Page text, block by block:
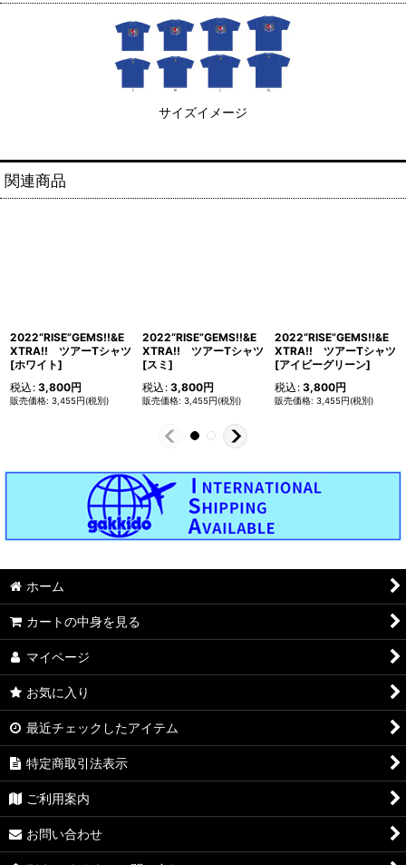
サイズイメージ
関連商品
2022“RISE”GEMS!!&E
XTRA!! ツアーTシャツ
[ホワイト]
3,455円(税別)
税込 : 3,800円
2022“RISE”GEMS!!&E
XTRA!! ツアーTシャツ
[スミ]
3,455円(税別)
税込 : 3,800円
2022“RISE”GEMS!!&E
XTRA!! ツアーTシャツ
[アイビーグリーン]
3,455円(税別)
税込 : 3,800円
ホーム
カートの中身を見る
マイページ
お気に入り
最近チェックしたアイテム
特定商取引法表示
ご利用案内
お問い合わせ